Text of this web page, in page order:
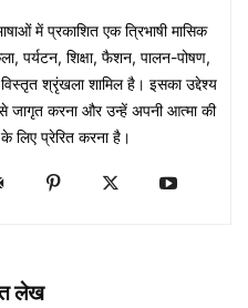
में प्रकाशित एक त्रिभाषी मासिक
पर्यटन, शिक्षा, फैशन, पालन-पोषण,
श्रृंखला शामिल है। इसका उद्देश्य
जागृत करना और उन्हें अपनी आत्मा की
प्रेरित करना है।
लेख